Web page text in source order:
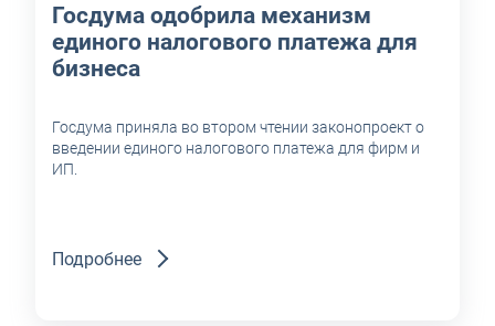
Госдума одобрила механизм
единого налогового платежа для
бизнеса
Госдума приняла во втором чтении законопроект о
введении единого налогового платежа для фирм и
ИП.
Подробнее